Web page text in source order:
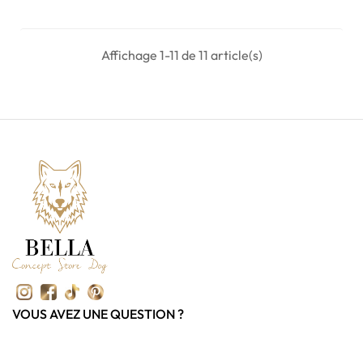
Affichage 1-11 de 11 article(s)
VOUS AVEZ UNE QUESTION ?